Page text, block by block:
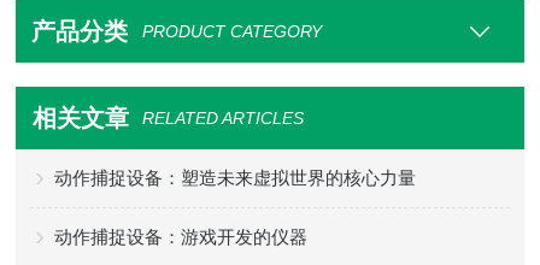
产品分类 PRODUCT CATEGORY
相关文章 RELATED ARTICLES
动作捕捉设备：塑造未来虚拟世界的核心力量
动作捕捉设备：游戏开发的仪器